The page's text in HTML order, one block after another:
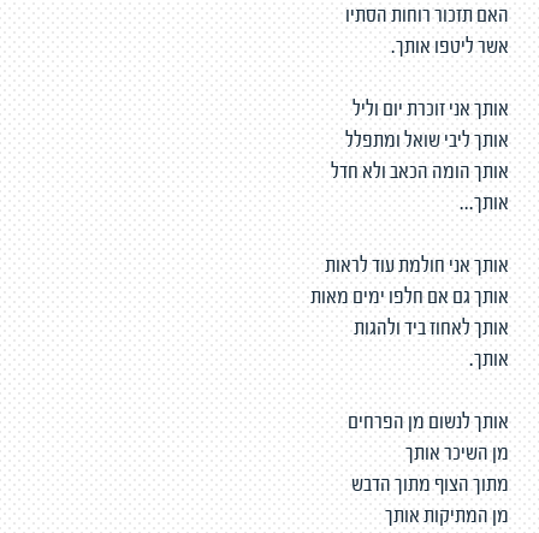
האם תזכור רוחות הסתיו
אשר ליטפו אותך.
אותך אני זוכרת יום וליל
אותך ליבי שואל ומתפלל
אותך הומה הכאב ולא חדל
אותך...
אותך אני חולמת עוד לראות
אותך גם אם חלפו ימים מאות
אותך לאחוז ביד ולהגות
אותך.
אותך לנשום מן הפרחים
מן השיכר אותך
מתוך הצוף מתוך הדבש
מן המתיקות אותך